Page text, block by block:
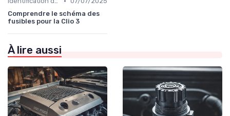
Comprendre le schéma des
fusibles pour la Clio 3
À lire aussi